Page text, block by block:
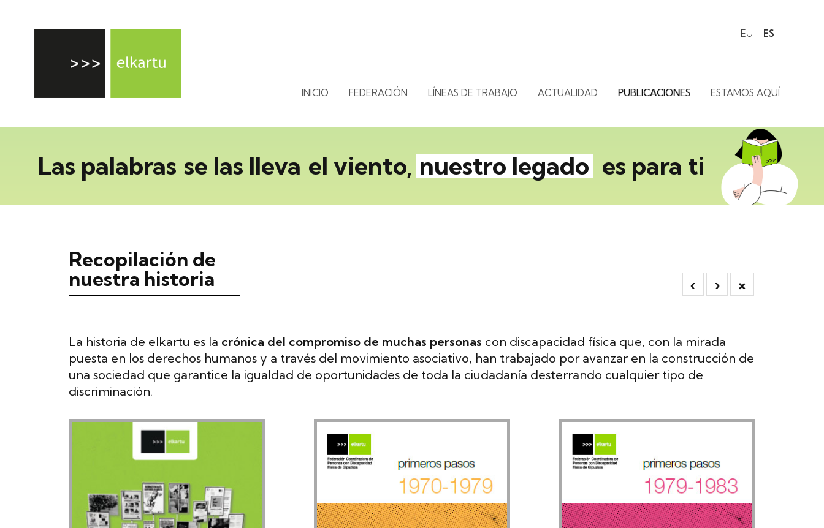
EU ES
INICIO FEDERACIÓN LÍNEAS DE TRABAJO ACTUALIDAD PUBLICACIONES ESTAMOS AQUÍ
Las palabras se las lleva el viento, nuestro legado es para ti
Recopilación de
nuestra historia
‹ › ×
La historia de elkartu es la crónica del compromiso de muchas personas con discapacidad física que, con la mirada
puesta en los derechos humanos y a través del movimiento asociativo, han trabajado por avanzar en la construcción de
una sociedad que garantice la igualdad de oportunidades de toda la ciudadanía desterrando cualquier tipo de
discriminación.